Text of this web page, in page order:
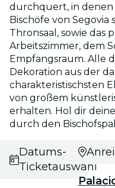
durchquert, in denen
Bischöfe von
Thronsaal, sowie das
Arbeitszimmer, dem
Empfangsraum. Alle
Dekoration aus der
charakteristischsten
von großem
erhalten. Hol dir
durch den
Datums- und
Ticketauswahl